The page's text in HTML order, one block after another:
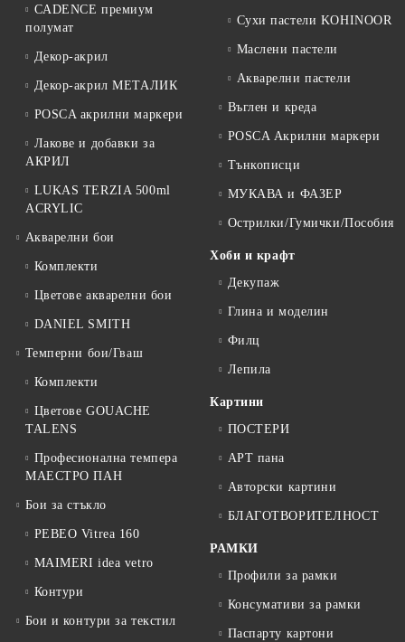
CADENCE премиум
полумат
Декор-акрил
Декор-акрил МЕТАЛИК
POSCA акрилни маркери
Лакове и добавки за
АКРИЛ
LUKAS TERZIA 500ml
ACRYLIC
Акварелни бои
Комплекти
Цветове акварелни бои
DANIEL SMITH
Темперни бои/Гваш
Комплекти
Цветове GOUACHE
TALENS
Професионална темпера
МАЕСТРО ПАН
Бои за стъкло
PEBEO Vitrea 160
MAIMERI idea vetro
Контури
Бои и контури за текстил
Сухи пастели KOHINOOR
Маслени пастели
Акварелни пастели
Въглен и креда
POSCA Акрилни маркери
Тънкописци
МУКАВА и ФАЗЕР
Острилки/Гумички/Пособия
Хоби и крафт
Декупаж
Глина и моделин
Филц
Лепила
Картини
ПОСТЕРИ
АРТ пана
Авторски картини
БЛАГОТВОРИТЕЛНОСТ
РАМКИ
Профили за рамки
Консумативи за рамки
Паспарту картони